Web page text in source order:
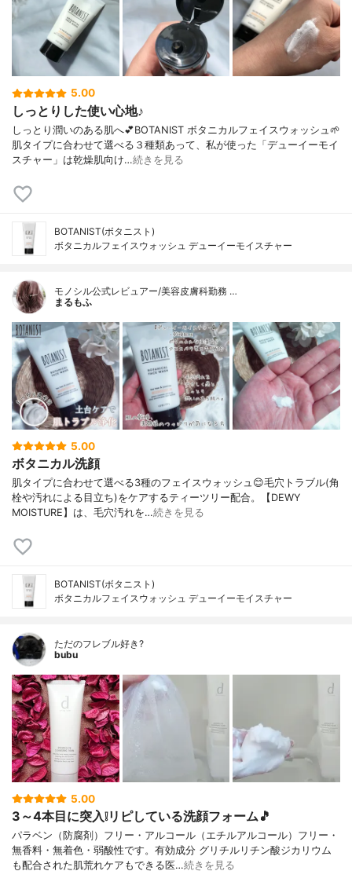
5.00
しっとりした使い心地♪
しっとり潤いのある肌へ💕BOTANIST ボタニカルフェイスウォッシュ🌱
肌タイプに合わせて選べる３種類あって、私が使った「デューイーモイ
スチャー」は乾燥肌向け…続きを見る
BOTANIST(ボタニスト)
ボタニカルフェイスウォッシュ デューイーモイスチャー
モノシル公式レビュアー/美容皮膚科勤務 …
まるもふ
5.00
ボタニカル洗顔
肌タイプに合わせて選べる3種のフェイスウォッシュ😊毛穴トラブル(角
栓や汚れによる目立ち)をケアするティーツリー配合。【DEWY
MOISTURE】は、毛穴汚れを…続きを見る
BOTANIST(ボタニスト)
ボタニカルフェイスウォッシュ デューイーモイスチャー
ただのフレブル好き?
bubu
5.00
3～4本目に突入❕リピしている洗顔フォーム🎵
パラベン（防腐剤）フリー・アルコール（エチルアルコール）フリー・
無香料・無着色・弱酸性です。有効成分 グリチルリチン酸ジカリウム
も配合された肌荒れケアもできる医…続きを見る